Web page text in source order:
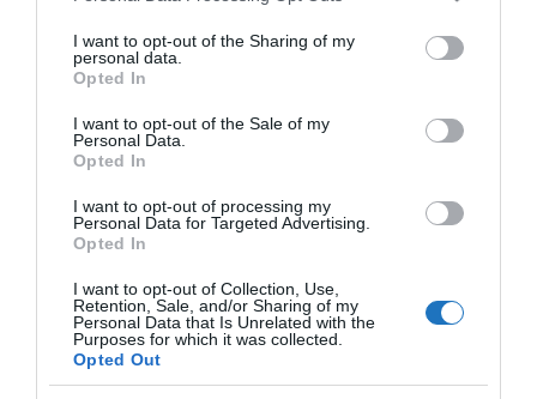
not limited to your visit or usage behaviour. You may click to
grant or deny consent to Google and its third-party tags to
use your data for below specified purposes in below Google
consent section.
I want to opt-out of the Sharing of my
personal data.
Opted In
I want to opt-out of the Sale of my
Personal Data.
Opted In
I want to opt-out of processing my
Personal Data for Targeted Advertising.
Opted In
I want to opt-out of Collection, Use,
Retention, Sale, and/or Sharing of my
Personal Data that Is Unrelated with the
Purposes for which it was collected.
Opted Out
KÖZÖSSÉGÜNK TÉGED IS VÁR!
NÉZZ KÖRBE TÉMÁK SZERINT!
AIRBNB AJÁNLÓ AUSZTRIA BALATON BELFÖLDI TURIZMUS